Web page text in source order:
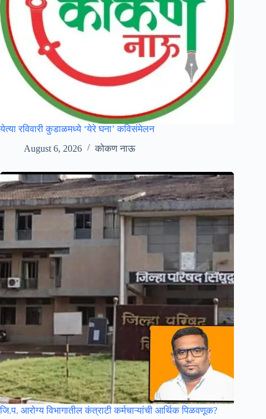
येत्या रविवारी कुडाळमध्ये ‘येरे घना’ कविसंमेलन
August 6, 2026
कोकण नाऊ
जि.प. आरोग्य विभागातील कंत्राटी कर्मचाऱ्यांची आर्थिक पिळवणूक?